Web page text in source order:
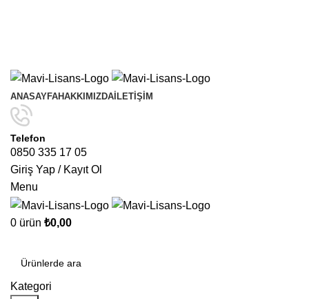
ANASAYFAHAKKIMIZDA İLETIŞIM
Telefon
0850 335 17 05
Giriş Yap / Kayıt Ol
Menu
0 ürün ₺0,00
Kategori